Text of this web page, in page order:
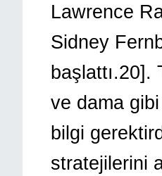
Lawrence
Sidney
başlattı.20].
ve dama
bilgi
stratejilerini